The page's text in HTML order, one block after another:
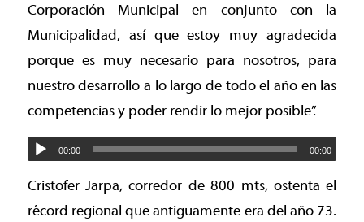
Corporación Municipal en conjunto con la
Municipalidad, así que estoy muy agradecida
porque es muy necesario para nosotros, para
nuestro desarrollo a lo largo de todo el año en las
competencias y poder rendir lo mejor posible”.
00:00 00:00
Cristofer Jarpa, corredor de 800 mts, ostenta el
récord regional que antiguamente era del año 73.